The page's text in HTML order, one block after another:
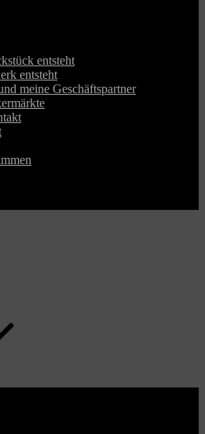
entsteht
entsteht
meine Geschäftspartner